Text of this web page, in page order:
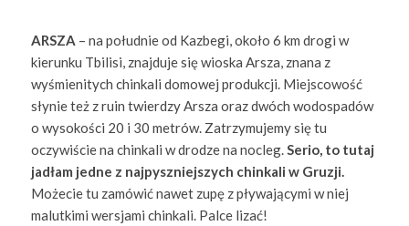
ARSZA – na południe od Kazbegi, około 6 km drogi w
kierunku Tbilisi, znajduje się wioska Arsza, znana z
wyśmienitych chinkali domowej produkcji. Miejscowość
słynie też z ruin twierdzy Arsza oraz dwóch wodospadów
o wysokości 20 i 30 metrów. Zatrzymujemy się tu
oczywiście na chinkali w drodze na nocleg.Serio, to tutaj
jadłam jedne z najpyszniejszych chinkali w Gruzji.
Możecie tu zamówić nawet zupę z pływającymi w niej
malutkimi wersjami chinkali. Palce lizać!